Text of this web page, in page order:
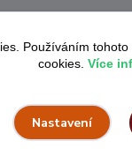
Používáním
cookies. Více
Nastavení